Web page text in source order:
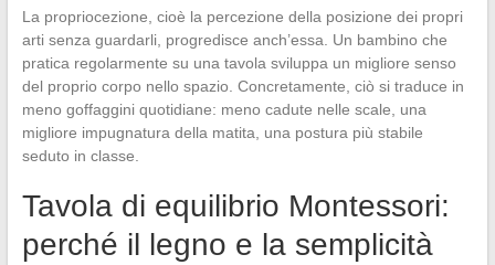
La propriocezione, cioè la percezione della posizione dei propri
arti senza guardarli, progredisce anch’essa. Un bambino che
pratica regolarmente su una tavola sviluppa un migliore senso
del proprio corpo nello spazio. Concretamente, ciò si traduce in
meno goffaggini quotidiane: meno cadute nelle scale, una
migliore impugnatura della matita, una postura più stabile
seduto in classe.
Tavola di equilibrio Montessori:
perché il legno e la semplicità